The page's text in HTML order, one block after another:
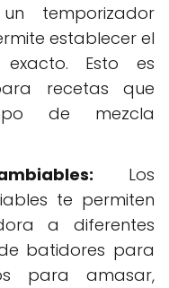
temporizador
establecer el
Esto es
recetas que
de mezcla
Los
te permiten
a diferentes
batidores para
para amasar,